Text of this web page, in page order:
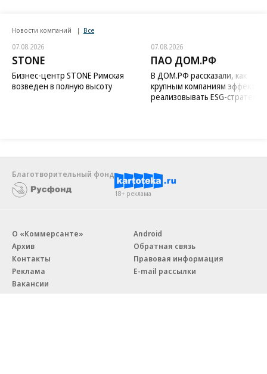
Новости компаний Все
07.08.2026
STONE
Бизнес-центр STONE Римская
возведен в полную высоту
07.08.2026
ПАО ДОМ.РФ
В ДОМ.РФ рассказали, как
крупным компаниям
реализовывать ESG-стратегию
Благотворительный фонд
18+ реклама
О «Коммерсанте»
Архив
Контакты
Реклама
Вакансии
Android
Обратная связь
Правовая информация
E-mail рассылки